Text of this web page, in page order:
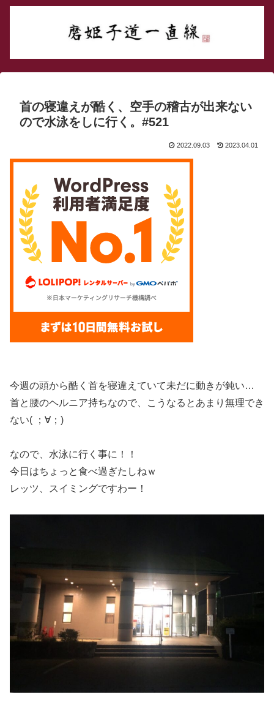
首の寝違えが酷く、空手の稽古が出来ない
ので水泳をしに行く。#521
2022.09.03 2023.04.01
今週の頭から酷く首を寝違えていて未だに動きが鈍い…
首と腰のヘルニア持ちなので、こうなるとあまり無理でき
ない( ；∀；)
なので、水泳に行く事に！！
今日はちょっと食べ過ぎたしねｗ
レッツ、スイミングですわー！